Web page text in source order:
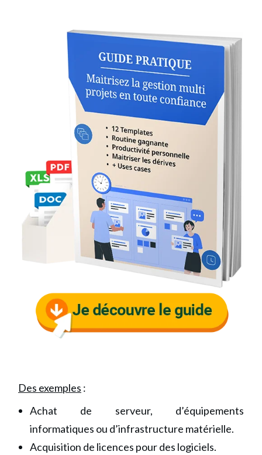
Des exemples :
Achat de serveur, d’équipements
informatiques ou d’infrastructure matérielle.
Acquisition de licences pour des logiciels.